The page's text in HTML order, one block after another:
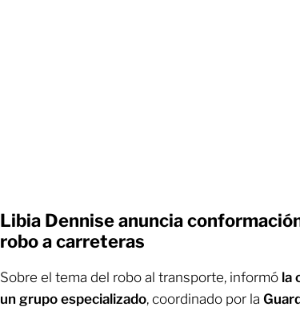
Libia Dennise anuncia
robo a carreteras
Sobre el tema del robo al transporte, informó la
un grupo especializado, coordinado por la